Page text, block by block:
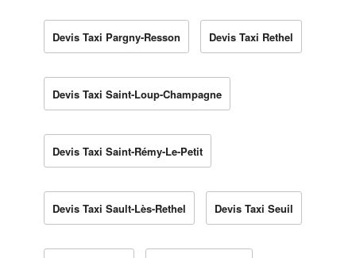
Devis Taxi Pargny-Resson Devis Taxi Rethel
Devis Taxi Saint-Loup-Champagne
Devis Taxi Saint-Rémy-Le-Petit
Devis Taxi Sault-Lès-Rethel Devis Taxi Seuil